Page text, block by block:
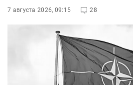
7 августа 2026, 09:15 28